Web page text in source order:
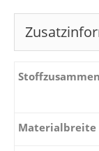
Materialbreite